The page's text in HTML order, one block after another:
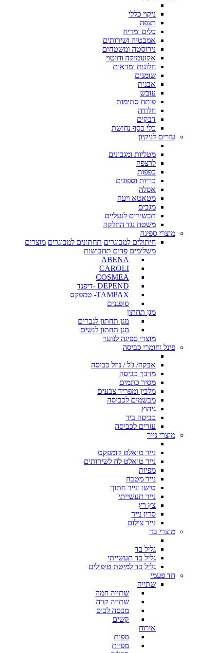
ניקוי כללי
רצפה
כלים ומדיח
אמבטיה ושירותים
נירוסטה ומשטחים
אקונומיקה וחיטוי
חלונות ומראות
שומנים
אבנית
עובש
פותח סתימות
חלודה
דבקים
כלי כסף נחושת
עזרים לניקיון
מטליות ומגבונים
לרצפה
כפפות
כריות וספוגים
אסלה
מטאטא ויעה
מגבים
תכשירים לנעליים
משטח נגד החלקה
מוצרי ספיגה
חיתולים למבוגרים תחתונים למבוגרים מוצרים
משלימים פדים תחבושות
ABENA
CAROLI
COSMEA
DEPEND -דיפנד
TAMPAX- טמפקס
סופגנים
מגן תחתון
מגן תחתון לגברים
מגן תחתון לנשים
מוצרי ספיגה לנוער
פינל וחומרי כביסה
אבקה/ ג'ל / נוזל כביסה
מרכך כביסה
מסיר כתמים
מלבין ומפריד צבעים
מבשמים לכביסה
גיהוץ
כביסה ביד
עזרים לכביסה
מוצרי נייר
נייר טואלט קומפקט
נייר טואלט לח לשירותים
מפיות
נייר מטבח
טישו ונייר חתוך
נייר תעשייתי
צץ רץ
סדין נייר
נייר צילום
מוצרי בד
גליל בד
גליל בד תעשייתי
גליל בד למיטת טיפולים
חד פעמי
שתייה
שתייה חמה
שתייה קרה
מכסה לכוס
קשים
אירוח
מפות
מפיות